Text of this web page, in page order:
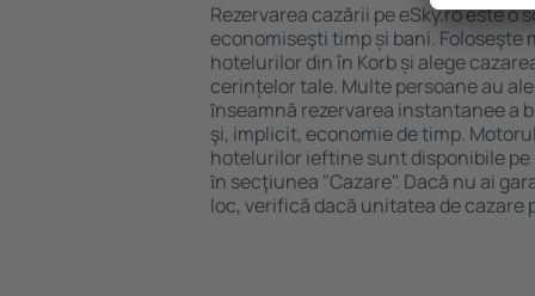
Rezervarea cazării pe eSky.ro este o
economiseşti timp și bani. Foloseşte
hotelurilor din în Korb și alege
cerințelor tale. Multe persoane au
ȋnseamnă rezervarea instantanee a
şi, implicit, economie de timp.
hotelurilor ieftine sunt disponibile pe
ȋn secţiunea "Cazare". Dacă nu ai
loc, verifică dacă unitatea de